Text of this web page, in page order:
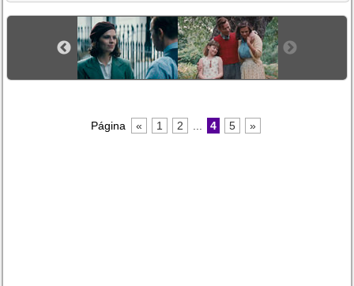
Página « 1 2 4 5 »